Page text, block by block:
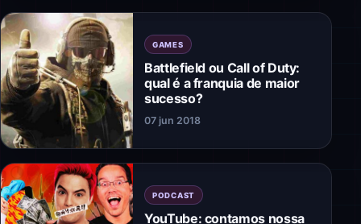
GAMES
Battlefield ou Call of Duty:
qual é a franquia de maior
sucesso?
07 jun 2018
PODCAST
YouTube: contamos nossa